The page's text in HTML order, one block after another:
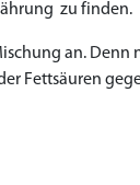
zu finden.
an. Denn
Fettsäuren